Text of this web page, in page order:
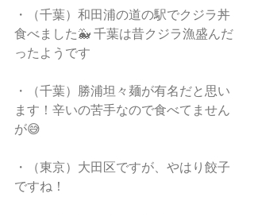
・（千葉）和田浦の道の駅でクジラ丼
食べました🐳 千葉は昔クジラ漁盛んだ
ったようです
・（千葉）勝浦坦々麺が有名だと思い
ます！辛いの苦手なので食べてません
が😅
・（東京）大田区ですが、やはり餃子
ですね！